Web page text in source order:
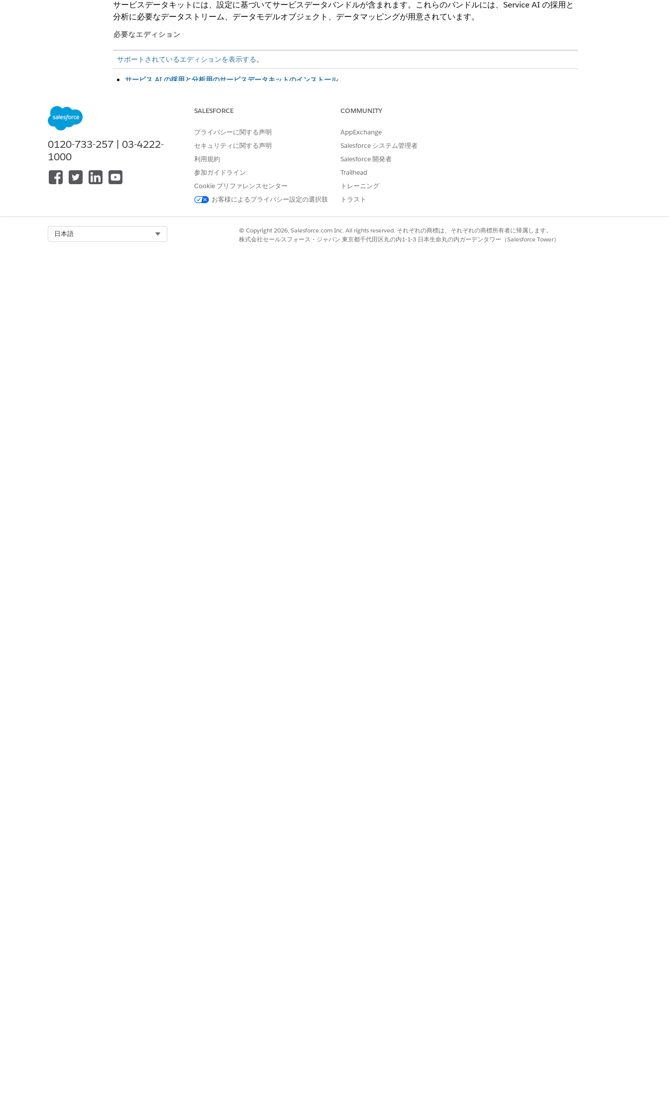
サービスデータキットには、設定に基づいてサービスデータバンドルが含まれます。これらのバンドルには、Service AI の採用と
分析に必要なデータストリーム、データモデルオブジェクト、データマッピングが用意されています。
必要なエディション
サポートされているエディションを表示する。
サービス AI の採用と分析用のサービスデータキットのインストール
サービス AI の採用と分析のための Data 360 でのサービスデータの設定
サービス AI の採用および Analytics オブジェクトのデータガバナンス権限の有効化
Service AIの採用と分析で使用されるData 360 オブジェクトへのアクセスをカスタマイズするには、選択したデータ ガバナンス ポリシーに従っ
てオブジェクトへのアクセス権を付与します。
この記事で問題は解決されましたか?
0120-733-257 | 03-4222-
1000
SALESFORCE
プライバシーに関する声明
セキュリティに関する声明
利用規約
参加ガイドライン:
Cookie プリファレンスセンター
お客様によるプライバシー設定の選択肢
COMMUNITY
AppExchange
Salesforce システム管理者
Salesforce 開発者
Trailhead
トレーニング
トラスト
日本語
© Copyright 2026, Salesforce.com Inc. All rights reserved. それぞれの商標は、それぞれの商標所有者に帰属します。
株式会社セールスフォース・ジャパン 東京都千代田区丸の内1-1-3 日本生命丸の内ガーデンタワー（Salesforce Tower）